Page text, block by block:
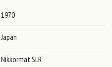
1970
Japan
Nikkormat SLR